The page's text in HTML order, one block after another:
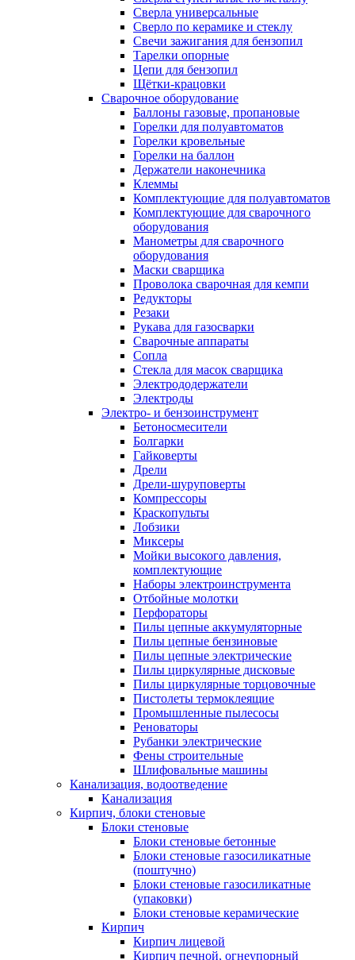
Сверла универсальные
Сверло по керамике и стеклу
Свечи зажигания для бензопил
Тарелки опорные
Цепи для бензопил
Щётки-крацовки
Сварочное оборудование
Баллоны газовые, пропановые
Горелки для полуавтоматов
Горелки кровельные
Горелки на баллон
Держатели наконечника
Клеммы
Комплектующие для полуавтоматов
Комплектующие для сварочного
оборудования
Манометры для сварочного
оборудования
Маски сварщика
Проволока сварочная для кемпи
Редукторы
Резаки
Рукава для газосварки
Сварочные аппараты
Сопла
Стекла для масок сварщика
Электрододержатели
Электроды
Электро- и бензоинструмент
Бетоносмесители
Болгарки
Гайковерты
Дрели
Дрели-шуруповерты
Компрессоры
Краскопульты
Лобзики
Миксеры
Мойки высокого давления,
комплектующие
Наборы электроинструмента
Отбойные молотки
Перфораторы
Пилы цепные аккумуляторные
Пилы цепные бензиновые
Пилы цепные электрические
Пилы циркулярные дисковые
Пилы циркулярные торцовочные
Пистолеты термоклеящие
Промышленные пылесосы
Реноваторы
Рубанки электрические
Фены строительные
Шлифовальные машины
Канализация, водоотведение
Канализация
Кирпич, блоки стеновые
Блоки стеновые
Блоки стеновые бетонные
Блоки стеновые газосиликатные
(поштучно)
Блоки стеновые газосиликатные
(упаковки)
Блоки стеновые керамические
Кирпич
Кирпич лицевой
Кирпич печной, огнеупорный